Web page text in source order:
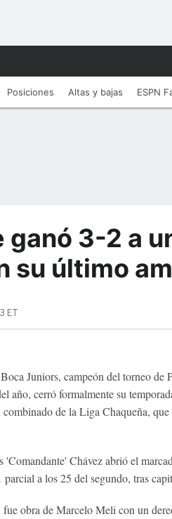
Posiciones Altas y bajas ESPN
ganó 3-2 a
su último
ET
Juniors, campeón del torneo de
año, cerró formalmente su
de la Liga Chaqueña,
'Comandante' Chávez abrió el
a los 25 del segundo, tras
obra de Marcelo Meli con un